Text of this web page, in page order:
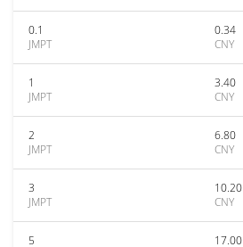
0.1
JMPT
0.34
CNY
1
JMPT
3.40
CNY
2
JMPT
6.80
CNY
3
JMPT
10.20
CNY
5
17.00